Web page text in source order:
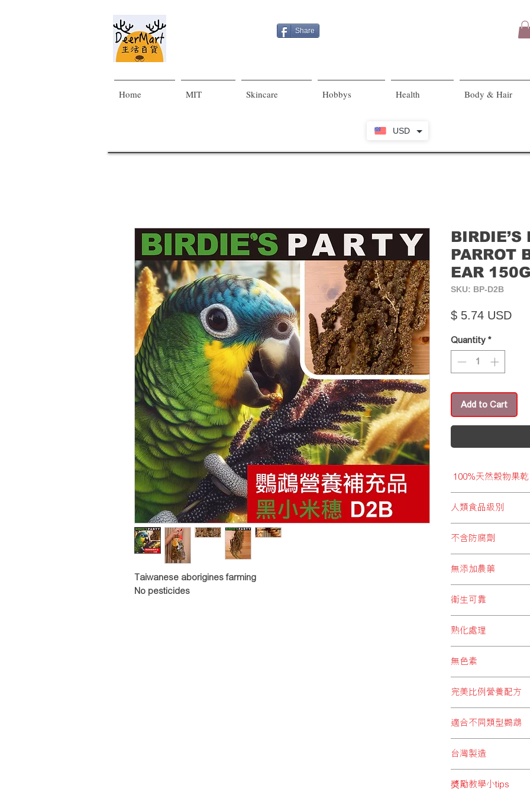
USD
Share
Home MIT Skincare Hobbys Health Body & Hair
Taiwanese aborigines farming
No pesticides
BIRDIE’S
PARROT
EAR 150G
SKU: BP-D2B
$ 5.74 USD
Quantity *
Add to Cart
100%天然穀物果乾
須的胺基酸、維他命
給予全面而豐富營養
及毛色更健康亮澤。
人類食品級別
別，超卓品質給予飼
不含防腐劑
敏、流口水、嘔吐、
成負擔，同時會增加
BRIDIE’S PARTY拒
無添加農藥
BRIDIE’S PARTY堅
然成分，把大自然最
選。
衛生可靠
包裝過程，均注重衛
等污染。
熟化處理
理，令穀物中之澱粉
量，將當中營養發揮
會，避免毒素積聚。
無色素
機會導致生育力下降
PARTY不含任何人
完美比例營養配方
鵡，拼配出均衡完善
命及礦物質等多種營
適合不同類型鸚鵡
適合不同大小體型鸚
同鸚鵡需要。
台灣製造
飼料上，於亞洲區更
奬勵教學小tips